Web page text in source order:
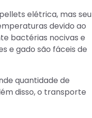
elétrica, mas seu
devido ao
bactérias nocivas e
e gado são fáceis de
quantidade de
disso, o transporte